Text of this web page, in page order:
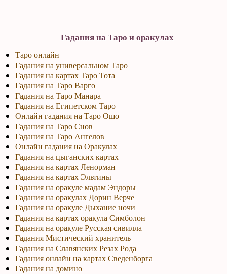
Гадания на Таро и оракулах
Таро онлайн
Гадания на универсальном Таро
Гадания на картах Таро Тота
Гадания на Таро Варго
Гадания на Таро Манара
Гадания на Египетском Таро
Онлайн гадания на Таро Ошо
Гадания на Таро Снов
Гадания на Таро Ангелов
Онлайн гадания на Оракулах
Гадания на цыганских картах
Гадания на картах Ленорман
Гадания на картах Эльтины
Гадания на оракуле мадам Эндоры
Гадания на оракулах Дорин Верче
Гадания на оракуле Дыхание ночи
Гадания на картах оракула Симболон
Гадания на оракуле Русская сивилла
Гадания Мистический хранитель
Гадания на Славянских Резах Рода
Гадания онлайн на картах Сведенборга
Гадания на домино